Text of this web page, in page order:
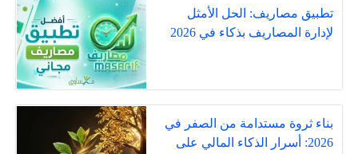
تطبيق مصاريف: الحل الأمثل
لإدارة المصاريف بذكاء في 2026
بناء ثروة مستدامة من الصفر في
2026: أسرار الذكاء المالي على